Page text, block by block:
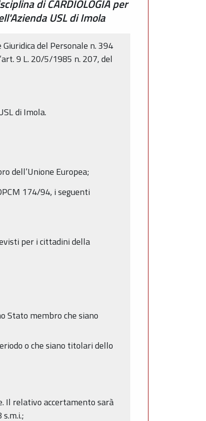
di CARDIOLOGIA per
USL di Imola
del Personale n. 394
9 L. 20/5/1985 n. 207, del
di Imola.
dell’Unione Europea;
174/94, i seguenti
per i cittadini della
Stato membro che siano
o che siano titolari dello
Il relativo accertamento sarà